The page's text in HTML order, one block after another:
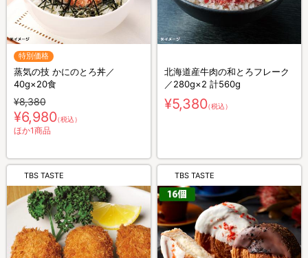
特別価格
蒸気の技 かにのとろ丼／
40g×20食
¥8,380
¥6,980（税込）
ほか1商品
北海道産牛肉の和とろフレーク
／280g×2 計560g
¥5,380（税込）
TBS TASTE TBS TASTE